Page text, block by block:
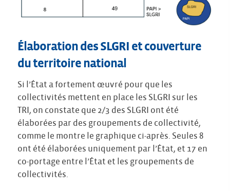
Élaboration des SLGRI et couverture
du territoire national
Si l’État a fortement œuvré pour que les
collectivités mettent en place les SLGRI sur les
TRI, on constate que 2/3 des SLGRI ont été
élaborées par des groupements de collectivité,
comme le montre le graphique ci-après. Seules 8
ont été élaborées uniquement par l’État, et 17 en
co-portage entre l’État et les groupements de
collectivités.